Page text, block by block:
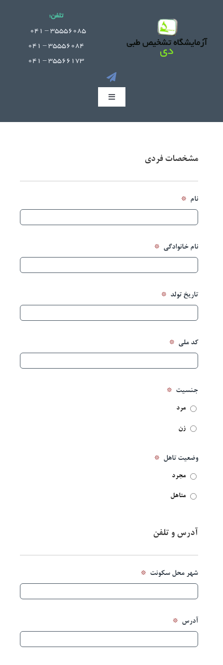
تلفن:
35556085 – 041
35556084 – 041
35566173 – 041
Toggle
صفحه اصلی
جوابدهی آنلاین
راهنمای مراجعین
خدمات ما
درباره ما
مشخصات فردی
نام *
نام خانوادگی *
تاریخ تولد *
کد ملی *
جنسیت *
مرد
زن
وضعیت تاهل *
مجرد
متاهل
آدرس و تلفن
شهر محل سکونت *
آدرس *